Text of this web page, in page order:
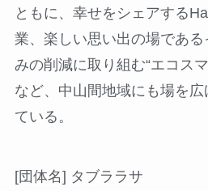
ともに、幸せをシェアする
業、楽しい思い出の場であ
みの削減に取り組む“エコス
など、中山間地域にも場を
ている。
[団体名] タブララサ